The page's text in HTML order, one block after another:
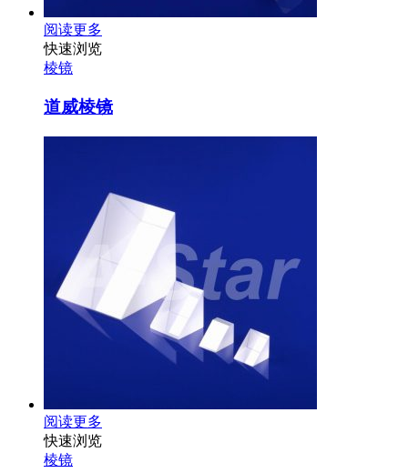
阅读更多
快速浏览
棱镜
道威棱镜
阅读更多
快速浏览
棱镜